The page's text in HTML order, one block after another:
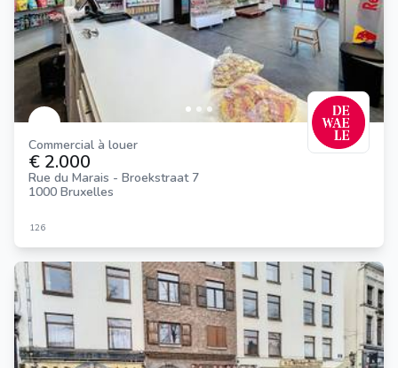
Commercial à louer
€ 2.000
Rue du Marais - Broekstraat 7
1000 Bruxelles
126